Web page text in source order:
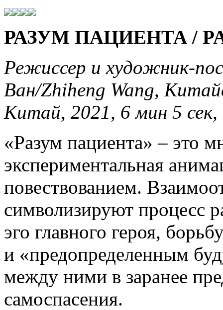
РАЗУМ ПАЦИЕНТА /
Режиссер и художник-
Ван/Zhiheng Wang,
Китай, 2021, 6 мин 5
«Разум пациента» – это
экспериментальная
повествованием.
символизируют процесс
эго главного героя,
и «предопределенным
между ними в заранее
самоспасения.